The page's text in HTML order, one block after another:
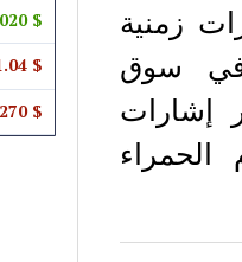
زمنية
في سوق
إشارات
$ 0.2020
$ 1.04
$ 0.3270